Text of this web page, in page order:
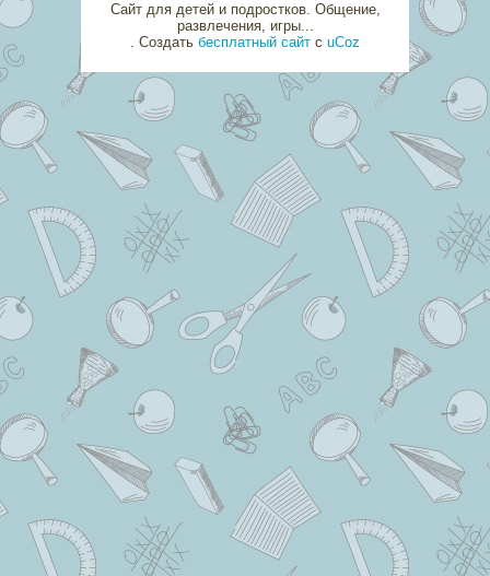
Сайт для детей и подростков. Общение,
развлечения, игры...
. Создать бесплатный сайт с uCoz